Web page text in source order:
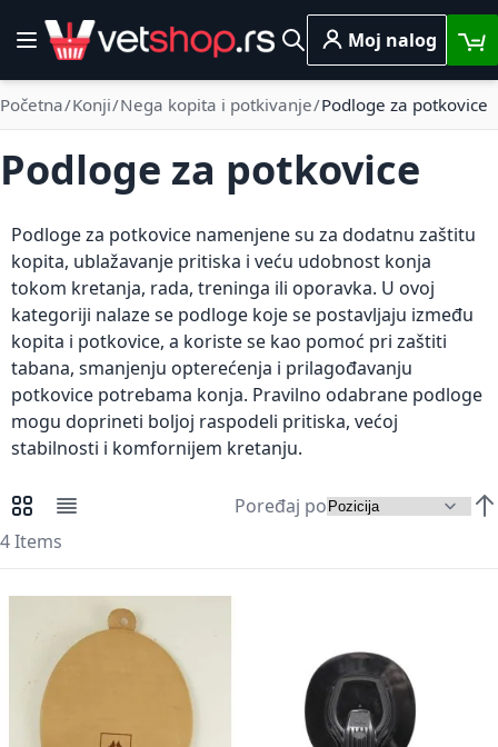
Skip to Content
Toggle Nav
Pretraga
Moj nalog
Početna Konji Nega kopita i potkivanje Podloge za potkovice
Podloge za potkovice
Podloge za potkovice namenjene su za dodatnu zaštitu
kopita, ublažavanje pritiska i veću udobnost konja
tokom kretanja, rada, treninga ili oporavka. U ovoj
kategoriji nalaze se podloge koje se postavljaju između
kopita i potkovice, a koriste se kao pomoć pri zaštiti
tabana, smanjenju opterećenja i prilagođavanju
potkovice potrebama konja. Pravilno odabrane podloge
mogu doprineti boljoj raspodeli pritiska, većoj
stabilnosti i komfornijem kretanju.
Pregledi kao
Mreža
4Items
Poređaj po